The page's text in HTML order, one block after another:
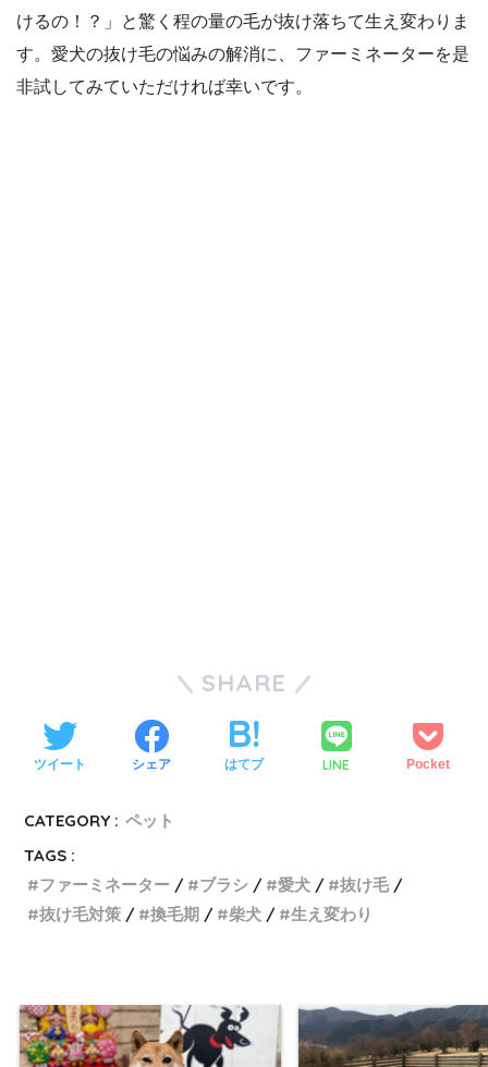
けるの！？」と驚く程の量の毛が抜け落ちて生え変わりま
す。愛犬の抜け毛の悩みの解消に、ファーミネーターを是
非試してみていただければ幸いです。
SHARE
ツイート シェア はてブ LINE Pocket
CATEGORY : ペット
TAGS :
ファーミネーター
ブラシ 愛犬
抜け毛
抜け毛対策
換毛期 柴犬 生え変わり